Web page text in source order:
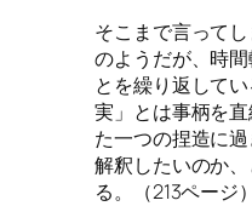
そこまで言って
のようだが、時
とを繰り返して
実」とは事柄を
た一つの捏造に
解釈したいのか
る。（213ページ）